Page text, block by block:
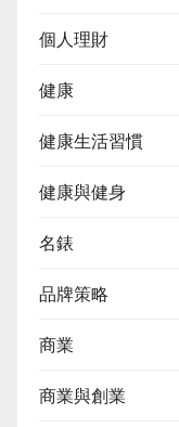
個人理財
健康
健康生活習慣
健康與健身
名錶
品牌策略
商業
商業與創業